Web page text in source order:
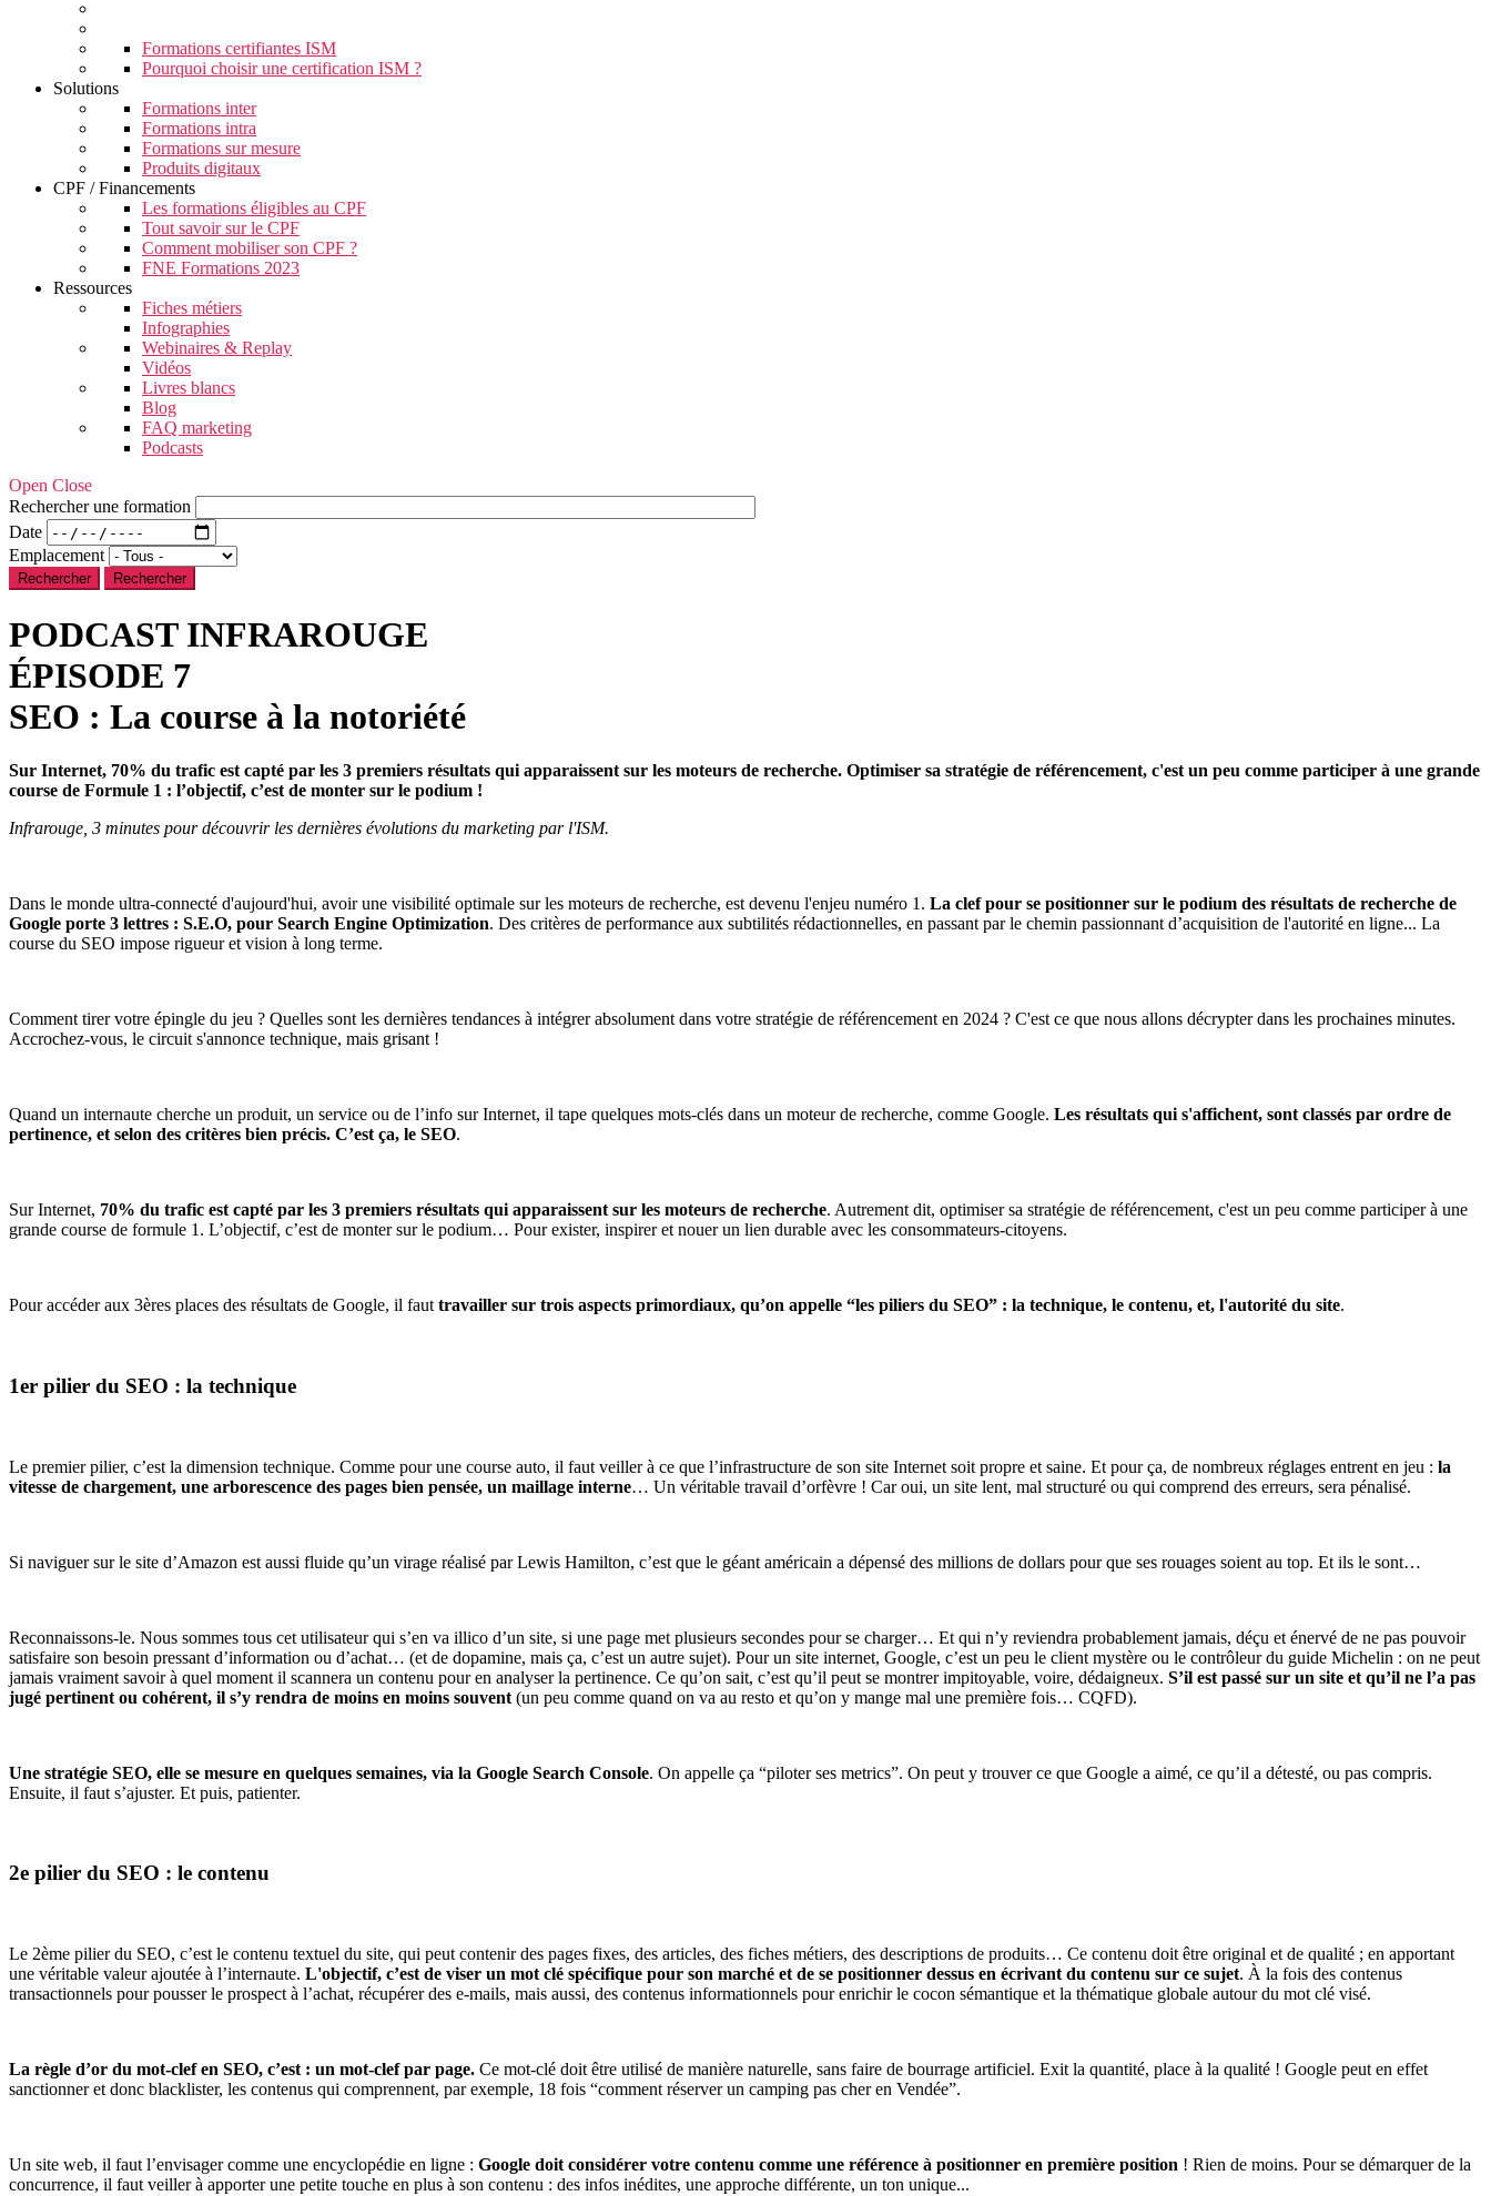
Formations certifiantes ISM
Pourquoi choisir une certification ISM ?
Solutions
Formations inter
Formations intra
Formations sur mesure
Produits digitaux
CPF / Financements
Les formations éligibles au CPF
Tout savoir sur le CPF
Comment mobiliser son CPF ?
FNE Formations 2023
Ressources
Fiches métiers
Infographies
Webinaires & Replay
Vidéos
Livres blancs
Blog
FAQ marketing
Podcasts
Open Close
Rechercher une formation
Date
Emplacement
Rechercher
PODCAST INFRAROUGE
ÉPISODE 7
SEO : La course à la notoriété
Sur Internet, 70% du trafic est capté par les 3 premiers résultats qui apparaissent sur les moteurs de recherche. Optimiser sa stratégie de référencement, c'est un peu comme participer à une grande
course de Formule 1 : l’objectif, c’est de monter sur le podium !
Infrarouge, 3 minutes pour découvrir les dernières évolutions du marketing par l'ISM.
Dans le monde ultra-connecté d'aujourd'hui, avoir une visibilité optimale sur les moteurs de recherche, est devenu l'enjeu numéro 1. La clef pour se positionner sur le podium des résultats de recherche de
Google porte 3 lettres : S.E.O, pour Search Engine Optimization. Des critères de performance aux subtilités rédactionnelles, en passant par le chemin passionnant d’acquisition de l'autorité en ligne... La
course du SEO impose rigueur et vision à long terme.
Comment tirer votre épingle du jeu ? Quelles sont les dernières tendances à intégrer absolument dans votre stratégie de référencement en 2024 ? C'est ce que nous allons décrypter dans les prochaines minutes.
Accrochez-vous, le circuit s'annonce technique, mais grisant !
Quand un internaute cherche un produit, un service ou de l’info sur Internet, il tape quelques mots-clés dans un moteur de recherche, comme Google. Les résultats qui s'affichent, sont classés par ordre de
pertinence, et selon des critères bien précis. C’est ça, le SEO.
Sur Internet, 70% du trafic est capté par les 3 premiers résultats qui apparaissent sur les moteurs de recherche. Autrement dit, optimiser sa stratégie de référencement, c'est un peu comme participer à une
grande course de formule 1. L’objectif, c’est de monter sur le podium… Pour exister, inspirer et nouer un lien durable avec les consommateurs-citoyens.
Pour accéder aux 3ères places des résultats de Google, il faut travailler sur trois aspects primordiaux, qu’on appelle “les piliers du SEO” : la technique, le contenu, et, l'autorité du site.
1er pilier du SEO : la technique
Le premier pilier, c’est la dimension technique. Comme pour une course auto, il faut veiller à ce que l’infrastructure de son site Internet soit propre et saine. Et pour ça, de nombreux réglages entrent en jeu : la
vitesse de chargement, une arborescence des pages bien pensée, un maillage interne… Un véritable travail d’orfèvre ! Car oui, un site lent, mal structuré ou qui comprend des erreurs, sera pénalisé.
Si naviguer sur le site d’Amazon est aussi fluide qu’un virage réalisé par Lewis Hamilton, c’est que le géant américain a dépensé des millions de dollars pour que ses rouages soient au top. Et ils le sont…
Reconnaissons-le. Nous sommes tous cet utilisateur qui s’en va illico d’un site, si une page met plusieurs secondes pour se charger… Et qui n’y reviendra probablement jamais, déçu et énervé de ne pas pouvoir
satisfaire son besoin pressant d’information ou d’achat… (et de dopamine, mais ça, c’est un autre sujet). Pour un site internet, Google, c’est un peu le client mystère ou le contrôleur du guide Michelin : on ne peut
jamais vraiment savoir à quel moment il scannera un contenu pour en analyser la pertinence. Ce qu’on sait, c’est qu’il peut se montrer impitoyable, voire, dédaigneux. S’il est passé sur un site et qu’il ne l’a pas
jugé pertinent ou cohérent, il s’y rendra de moins en moins souvent (un peu comme quand on va au resto et qu’on y mange mal une première fois… CQFD).
Une stratégie SEO, elle se mesure en quelques semaines, via la Google Search Console. On appelle ça “piloter ses metrics”. On peut y trouver ce que Google a aimé, ce qu’il a détesté, ou pas compris.
Ensuite, il faut s’ajuster. Et puis, patienter.
2e pilier du SEO : le contenu
Le 2ème pilier du SEO, c’est le contenu textuel du site, qui peut contenir des pages fixes, des articles, des fiches métiers, des descriptions de produits… Ce contenu doit être original et de qualité ; en apportant
une véritable valeur ajoutée à l’internaute. L'objectif, c’est de viser un mot clé spécifique pour son marché et de se positionner dessus en écrivant du contenu sur ce sujet. À la fois des contenus
transactionnels pour pousser le prospect à l’achat, récupérer des e-mails, mais aussi, des contenus informationnels pour enrichir le cocon sémantique et la thématique globale autour du mot clé visé.
La règle d’or du mot-clef en SEO, c’est : un mot-clef par page. Ce mot-clé doit être utilisé de manière naturelle, sans faire de bourrage artificiel. Exit la quantité, place à la qualité ! Google peut en effet
sanctionner et donc blacklister, les contenus qui comprennent, par exemple, 18 fois “comment réserver un camping pas cher en Vendée”.
Un site web, il faut l’envisager comme une encyclopédie en ligne : Google doit considérer votre contenu comme une référence à positionner en première position ! Rien de moins. Pour se démarquer de la
concurrence, il faut veiller à apporter une petite touche en plus à son contenu : des infos inédites, une approche différente, un ton unique...